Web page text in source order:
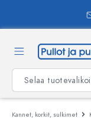
Kannet, korkit, sulkimet